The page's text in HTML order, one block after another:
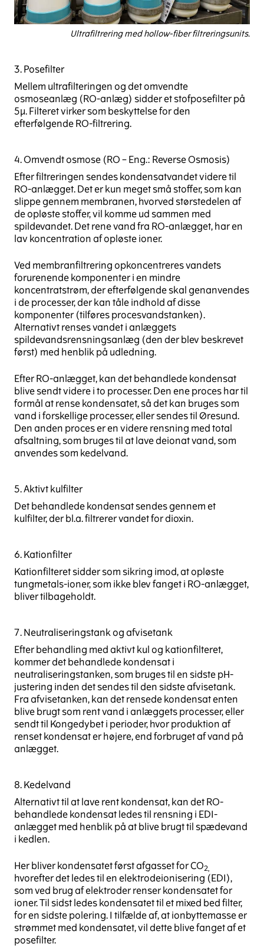
Ultrafiltrering med hollow-fiber filtreringsunits.
3. Posefilter
Mellem ultrafilteringen og det omvendte
osmoseanlæg (RO-anlæg) sidder et stofposefilter på
5µ. Filteret virker som beskyttelse for den
efterfølgende RO-filtrering.
4. Omvendt osmose (RO – Eng.: Reverse Osmosis)
Efter filtreringen sendes kondensatvandet videre til
RO-anlægget. Det er kun meget små stoffer, som kan
slippe gennem membranen, hvorved størstedelen af
de opløste stoffer, vil komme ud sammen med
spildevandet. Det rene vand fra RO-anlægget, har en
lav koncentration af opløste ioner.
Ved membranfiltrering opkoncentreres vandets
forurenende komponenter i en mindre
koncentratstrøm, der efterfølgende skal genanvendes
i de processer, der kan tåle indhold af disse
komponenter (tilføres procesvandstanken).
Alternativt renses vandet i anlæggets
spildevandsrensningsanlæg (den der blev beskrevet
først) med henblik på udledning.
Efter RO-anlægget, kan det behandlede kondensat
blive sendt videre i to processer. Den ene proces har til
formål at rense kondensatet, så det kan bruges som
vand i forskellige processer, eller sendes til Øresund.
Den anden proces er en videre rensning med total
afsaltning, som bruges til at lave deionat vand, som
anvendes som kedelvand.
5. Aktivt kulfilter
Det behandlede kondensat sendes gennem et
kulfilter, der bl.a. filtrerer vandet for dioxin.
6. Kationfilter
Kationfilteret sidder som sikring imod, at opløste
tungmetals-ioner, som ikke blev fanget i RO-anlægget,
bliver tilbageholdt.
7. Neutraliseringstank og afvisetank
Efter behandling med aktivt kul og kationfilteret,
kommer det behandlede kondensat i
neutraliseringstanken, som bruges til en sidste pH-
justering inden det sendes til den sidste afvisetank.
Fra afvisetanken, kan det rensede kondensat enten
blive brugt som rent vand i anlæggets processer, eller
sendt til Kongedybet i perioder, hvor produktion af
renset kondensat er højere, end forbruget af vand på
anlægget.
8. Kedelvand
Alternativt til at lave rent kondensat, kan det RO-
behandlede kondensat ledes til rensning i EDI-
anlægget med henblik på at blive brugt til spædevand
i kedlen.
Her bliver kondensatet først afgasset for CO2,
hvorefter det ledes til en elektrodeionisering (EDI),
som ved brug af elektroder renser kondensatet for
ioner. Til sidst ledes kondensatet til et mixed bed filter,
for en sidste polering. I tilfælde af, at ionbyttemasse er
strømmet med kondensatet, vil dette blive fanget af et
posefilter.